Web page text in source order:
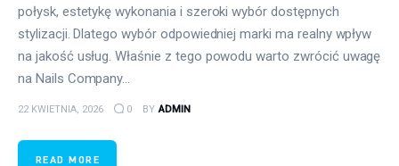
połysk, estetykę wykonania i szeroki wybór dostępnych
stylizacji. Dlatego wybór odpowiedniej marki ma realny wpływ
na jakość usług. Właśnie z tego powodu warto zwrócić uwagę
na Nails Company…
22 KWIETNIA, 2026 0 BY ADMIN
READ MORE